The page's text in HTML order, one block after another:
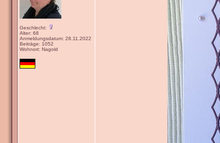
Geschlecht:
Alter: 68
Anmeldungsdatum: 28.11.2022
Beiträge: 1052
Wohnort: Nagold